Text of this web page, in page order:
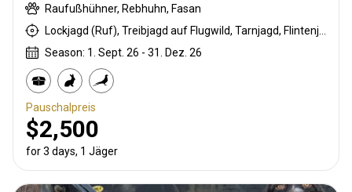
Raufußhühner, Rebhuhn, Fasan
Season: 1. Sept. 26 - 31. Dez. 26
Pauschalpreis
$2,500
for 3 days, 1 Jäger